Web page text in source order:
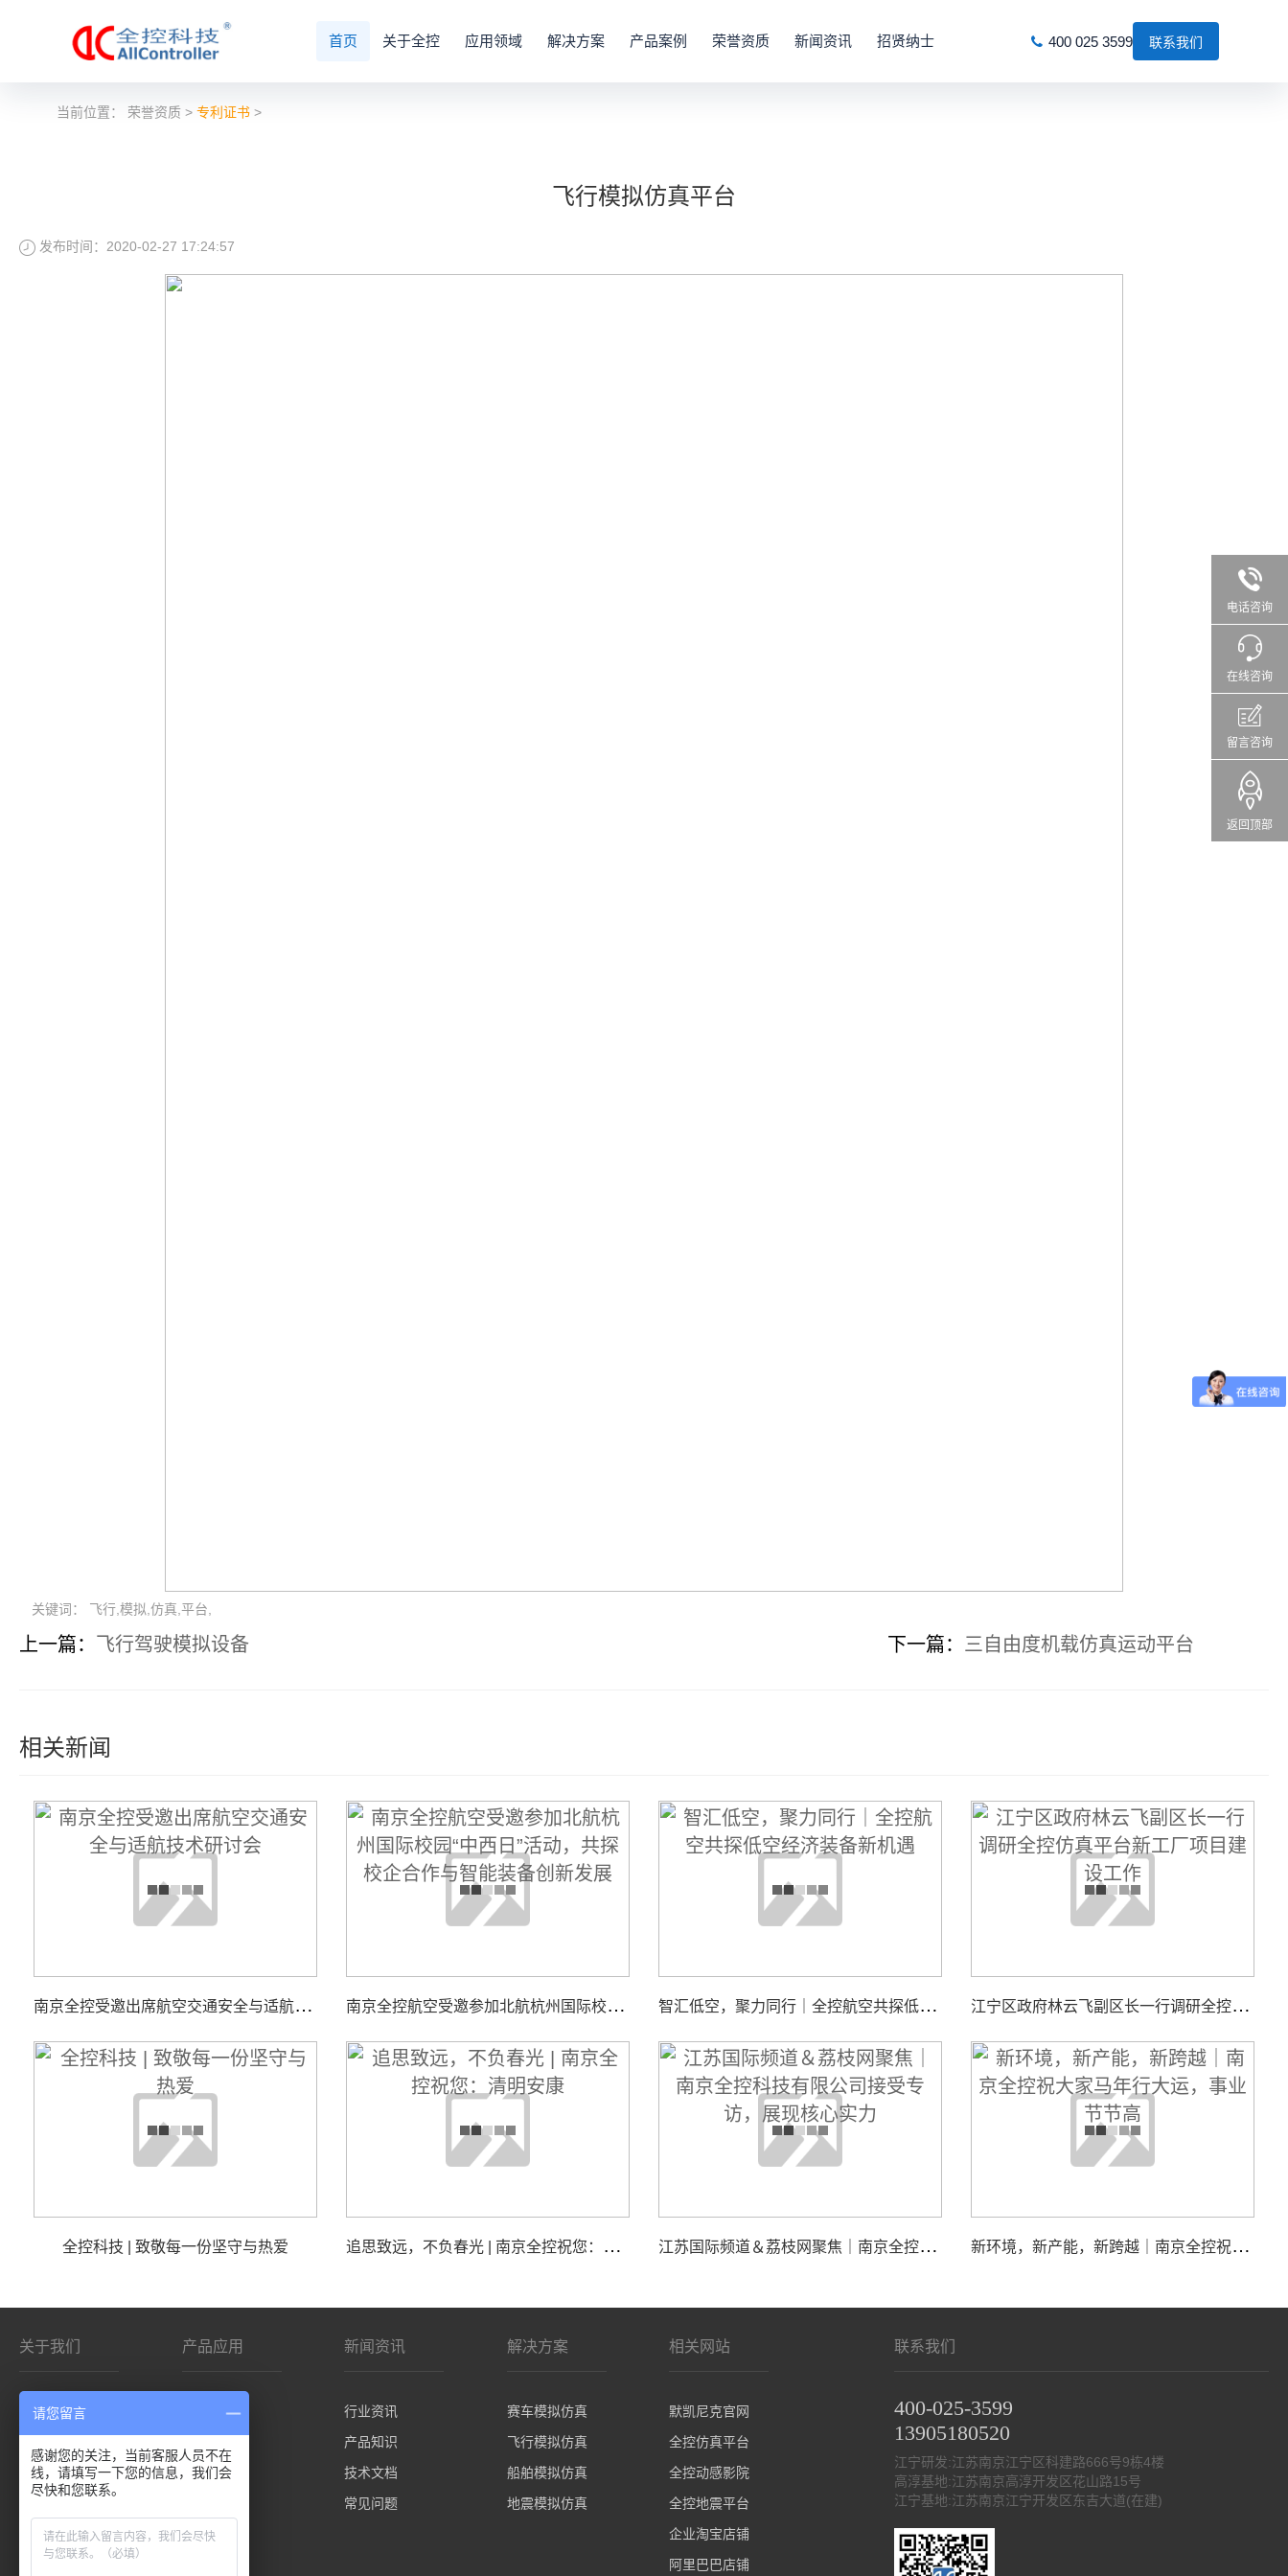
首页 关于全控 应用领域 解决方案 产品案例 荣誉资质 新闻资讯 招贤纳士 400 025 3599 联系我们
电话咨询
在线咨询
留言咨询
返回顶部
当前位置： 荣誉资质 >专利证书 >
飞行模拟仿真平台
发布时间：2020-02-27 17:24:57
关键词： 飞行,模拟,仿真,平台,
上一篇： 飞行驾驶模拟设备 下一篇： 三自由度机载仿真运动平台
相关新闻
南
京全控受邀出席航空交通安全与适航技术研讨会 南
京全控航空受邀参加北航杭州国际校园“中西日”活动，共探校企合作与智能装备创新发展 智
汇低空，聚力同行｜全控航空共探低空经济装备新机遇 江
宁区政府林云飞副区长一行调研全控仿真平台新工厂项目建设工作
全控科技 | 致敬每一份坚守与热爱 追
思致远，不负春光 | 南京全控祝您：清明安康 江
苏国际频道＆荔枝网聚焦｜南京全控科技有限公司接受专访，展现核心实力 新
环境，新产能，新跨越｜南京全控祝大家马年行大运，事业节节高
关于我们
公司简介
产品应用
影院/VR
控制板卡
新闻资讯
行业资讯
产品知识
技术文档
常见问题
解决方案
赛车模拟仿真
飞行模拟仿真
船舶模拟仿真
地震模拟仿真
相关网站
默凯尼克官网
全控仿真平台
全控动感影院
全控地震平台
企业淘宝店铺
阿里巴巴店铺
联系我们
400-025-3599
13905180520
江宁研发:江苏南京江宁区科建路666号9栋4楼
高淳基地:江苏南京高淳开发区花山路15号
江宁基地:江苏南京江宁开发区东吉大道(在建)
请您留言
感谢您的关注，当前客服人员不在
线，请填写一下您的信息，我们会
尽快和您联系。